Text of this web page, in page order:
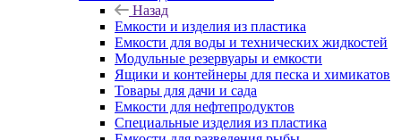
Назад
Емкости и изделия из пластика
Емкости для воды и технических жидкостей
Модульные резервуары и емкости
Ящики и контейнеры для песка и химикатов
Товары для дачи и сада
Емкости для нефтепродуктов
Специальные изделия из пластика